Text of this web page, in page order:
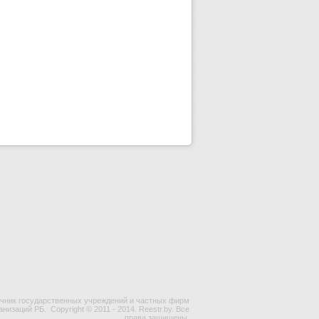
государственных учреждений и частных фирм
РБ.
Copyright © 2011 - 2014. Reestr.by. Все